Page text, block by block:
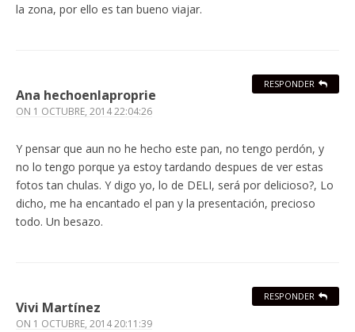
la zona, por ello es tan bueno viajar.
Ana hechoenlaproprie
ON 1 OCTUBRE, 2014 22:04:26
Y pensar que aun no he hecho este pan, no tengo perdón, y
no lo tengo porque ya estoy tardando despues de ver estas
fotos tan chulas. Y digo yo, lo de DELI, será por delicioso?, Lo
dicho, me ha encantado el pan y la presentación, precioso
todo. Un besazo.
RESPONDER
Vivi Martínez
ON 1 OCTUBRE, 2014 20:11:39
RESPONDER